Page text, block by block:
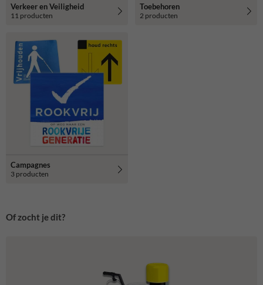
Verkeer en Veiligheid
11 producten
Toebehoren
2 producten
Campagnes
3 producten
Of zocht je dit?